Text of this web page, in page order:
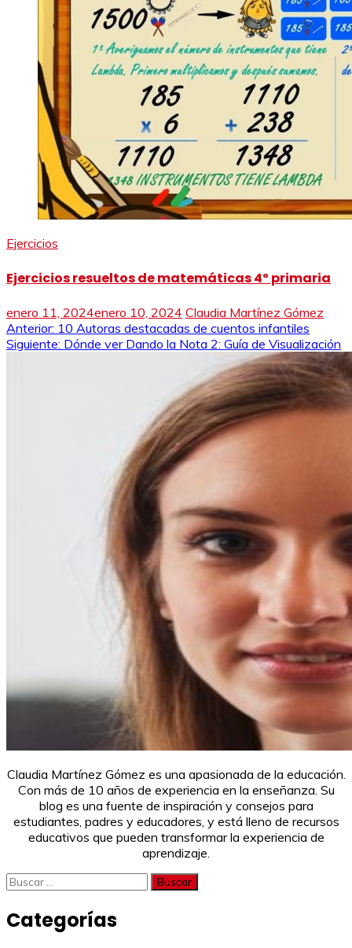
Ejercicios
Ejercicios resueltos de matemáticas 4º primaria
enero 11, 2024enero 10, 2024 Claudia Martínez Gómez
Navegación
de
Anterior: 10 Autoras destacadas de cuentos infantiles
Siguiente: Dónde ver Dando la Nota 2: Guía de Visualización
Claudia Martínez Gómez es una apasionada de la educación.
Con más de 10 años de experiencia en la enseñanza. Su
blog es una fuente de inspiración y consejos para
estudiantes, padres y educadores, y está lleno de recursos
educativos que pueden transformar la experiencia de
aprendizaje.
Buscar:
Categorías